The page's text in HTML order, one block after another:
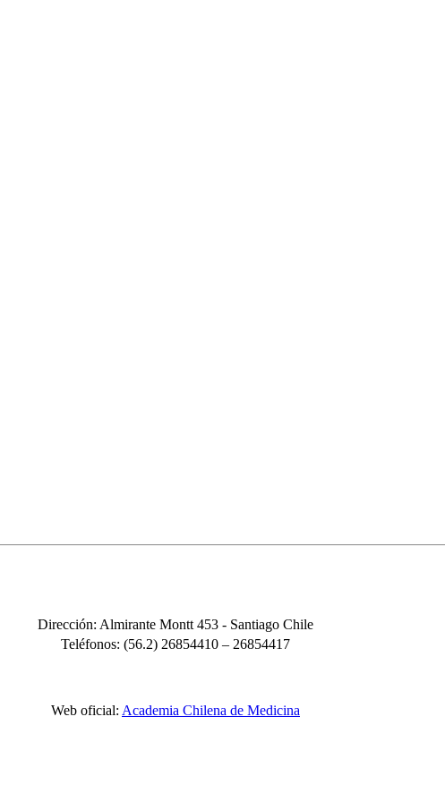
Dirección: Almirante Montt 453 - Santiago Chile
Teléfonos: (56.2) 26854410 – 26854417
Web oficial: Academia Chilena de Medicina